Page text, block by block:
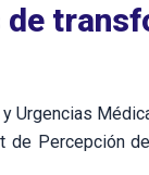
Urgencias
Percepción